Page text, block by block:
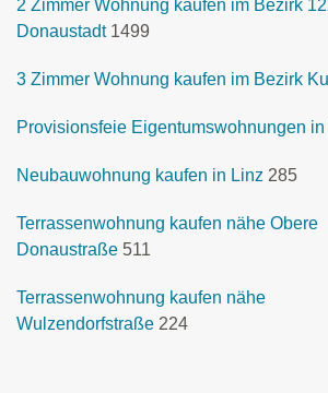
2 Zimmer Wohnung kaufen im Bezirk
Donaustadt 1499
3 Zimmer Wohnung kaufen im Bezirk
Provisionsfeie Eigentumswohnungen in
Neubauwohnung kaufen in Linz 285
Terrassenwohnung kaufen nähe Obere
Donaustraße 511
Terrassenwohnung kaufen nähe
Wulzendorfstraße 224